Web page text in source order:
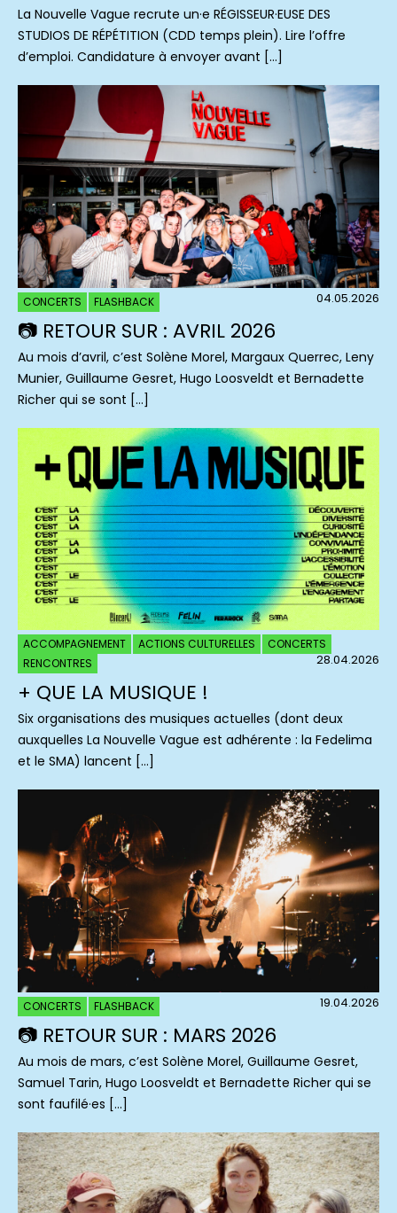
La Nouvelle Vague recrute un·e RÉGISSEUR·EUSE DES
STUDIOS DE RÉPÉTITION (CDD temps plein). Lire l’offre
d’emploi. Candidature à envoyer avant […]
CONCERTS FLASHBACK 04.05.2026
📷 RETOUR SUR : AVRIL 2026
Au mois d’avril, c’est Solène Morel, Margaux Querrec, Leny
Munier, Guillaume Gesret, Hugo Loosveldt et Bernadette
Richer qui se sont […]
ACCOMPAGNEMENT ACTIONS CULTURELLES
CONCERTS
RENCONTRES
28.04.2026
+ QUE LA MUSIQUE !
Six organisations des musiques actuelles (dont deux
auxquelles La Nouvelle Vague est adhérente : la Fedelima
et le SMA) lancent […]
CONCERTS FLASHBACK 19.04.2026
📷 RETOUR SUR : MARS 2026
Au mois de mars, c’est Solène Morel, Guillaume Gesret,
Samuel Tarin, Hugo Loosveldt et Bernadette Richer qui se
sont faufilé·es […]